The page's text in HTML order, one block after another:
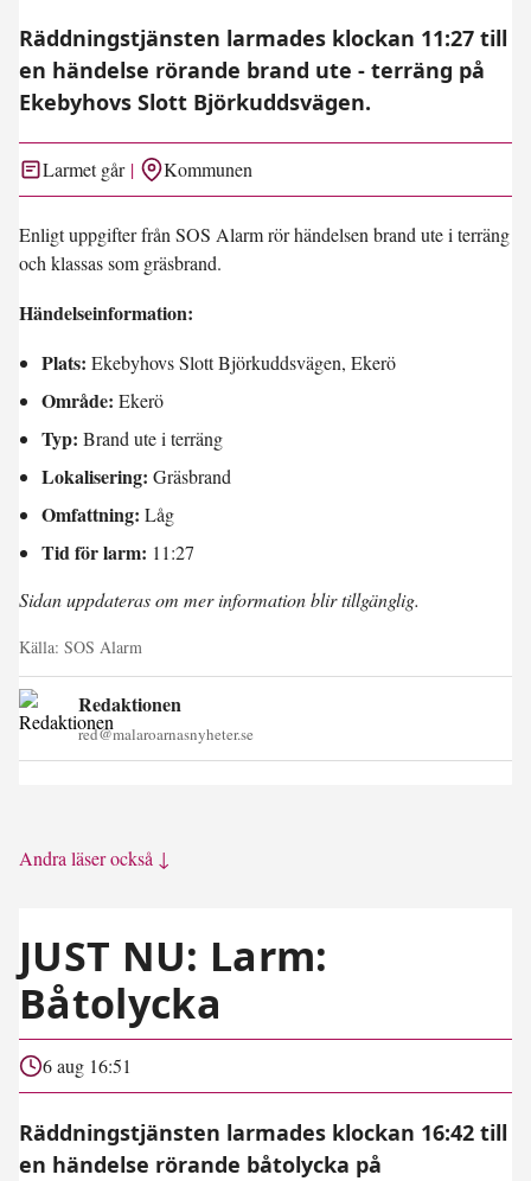
Räddningstjänsten larmades klockan 11:27 till
en händelse rörande brand ute - terräng på
Ekebyhovs Slott Björkuddsvägen.
Larmet går Kommunen
Enligt uppgifter från SOS Alarm rör händelsen brand ute i terräng
och klassas som gräsbrand.
Händelseinformation:
Plats: Ekebyhovs Slott Björkuddsvägen, Ekerö
Område: Ekerö
Typ: Brand ute i terräng
Lokalisering: Gräsbrand
Omfattning: Låg
Tid för larm: 11:27
Sidan uppdateras om mer information blir tillgänglig.
Källa: SOS Alarm
Redaktionen
red@malaroarnasnyheter.se
Andra läser också ↓
JUST NU: Larm:
Båtolycka
6 aug 16:51
Räddningstjänsten larmades klockan 16:42 till
en händelse rörande båtolycka på